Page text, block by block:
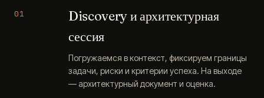
01
Discovery и архитектурная
сессия
Погружаемся в контекст, фиксируем границы
задачи, риски и критерии успеха. На выходе
— архитектурный документ и оценка.